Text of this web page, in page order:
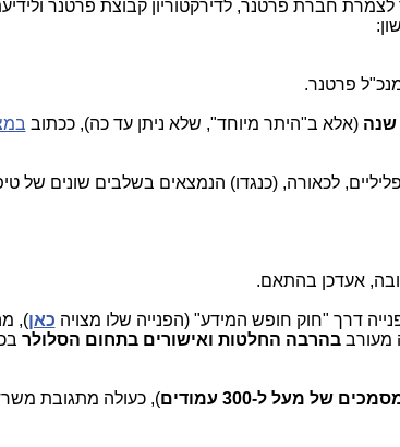
חברת פרטנר, לדירקטוריון קבוצת פרטנר
פרטנר.
שנה (אלא ב"היתר מיוחד", שלא ניתן עד כה), ככתוב
לכאורה, (כנגדו) הנמצאים בשלבים שונים של
אעדכן בהתאם.
דרך "חוק חופש המידע" (הפנייה שלו מצויה כאן),
מעורבבהרבה החלטות ואישורים בתחום הסלולר
), כעולה מתגובת